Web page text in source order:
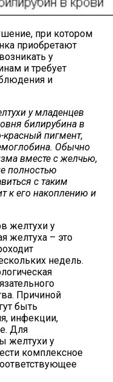
при котором
приобретают
у
и требует
и
у младенцев
билирубина в
красный пигмент,
Обычно
вместе с желчью,
полностью
с таким
к его накоплению и
желтухи у
желтуха – это
недель.
Причиной
быть
инфекции,
Для
желтухи у
комплексное